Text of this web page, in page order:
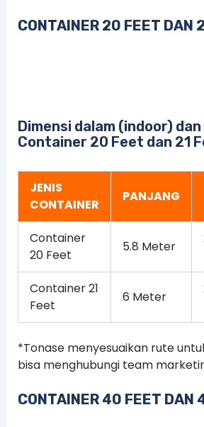
CONTAINER 20 FEET DAN
Dimensi dalam (indoor)
Container 20 Feet dan 21
JENIS
CONTAINER
PANJANG
Container
20 Feet
5.8 Meter
Container 21
Feet
6 Meter
*Tonase menyesuaikan rute
bisa menghubungi team
CONTAINER 40 FEET DAN